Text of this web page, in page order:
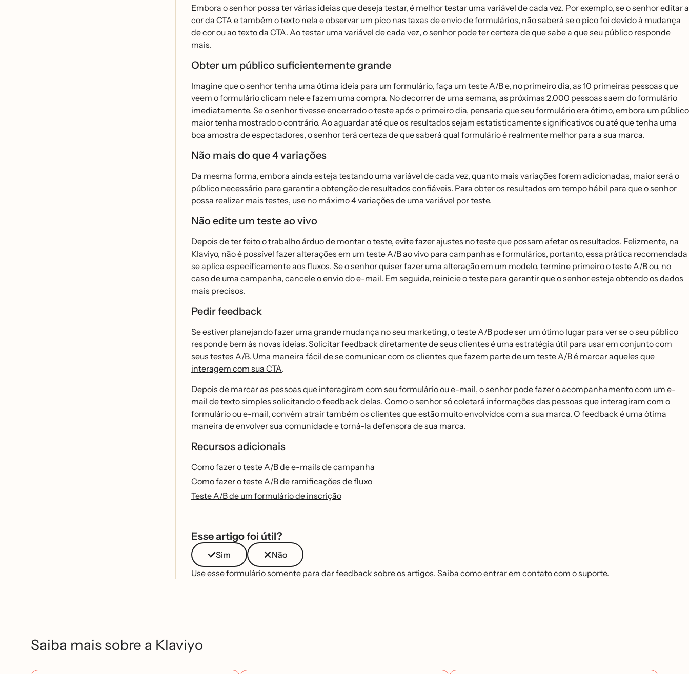
Embora o senhor possa ter várias ideias que deseja testar, é melhor testar uma variável de cada vez. Por exemplo, se o senhor editar a
cor da CTA e também o texto nela e observar um pico nas taxas de envio de formulários, não saberá se o pico foi devido à mudança
de cor ou ao texto da CTA. Ao testar uma variável de cada vez, o senhor pode ter certeza de que sabe a que seu público responde
mais.
Obter um público suficientemente grande
Imagine que o senhor tenha uma ótima ideia para um formulário, faça um teste A/B e, no primeiro dia, as 10 primeiras pessoas que
veem o formulário clicam nele e fazem uma compra. No decorrer de uma semana, as próximas 2.000 pessoas saem do formulário
imediatamente. Se o senhor tivesse encerrado o teste após o primeiro dia, pensaria que seu formulário era ótimo, embora um público
maior tenha mostrado o contrário. Ao aguardar até que os resultados sejam estatisticamente significativos ou até que tenha uma
boa amostra de espectadores, o senhor terá certeza de que saberá qual formulário é realmente melhor para a sua marca.
Não mais do que 4 variações
Da mesma forma, embora ainda esteja testando uma variável de cada vez, quanto mais variações forem adicionadas, maior será o
público necessário para garantir a obtenção de resultados confiáveis. Para obter os resultados em tempo hábil para que o senhor
possa realizar mais testes, use no máximo 4 variações de uma variável por teste.
Não edite um teste ao vivo
Depois de ter feito o trabalho árduo de montar o teste, evite fazer ajustes no teste que possam afetar os resultados. Felizmente, na
Klaviyo, não é possível fazer alterações em um teste A/B ao vivo para campanhas e formulários, portanto, essa prática recomendada
se aplica especificamente aos fluxos. Se o senhor quiser fazer uma alteração em um modelo, termine primeiro o teste A/B ou, no
caso de uma campanha, cancele o envio do e-mail. Em seguida, reinicie o teste para garantir que o senhor esteja obtendo os dados
mais precisos.
Pedir feedback
Se estiver planejando fazer uma grande mudança no seu marketing, o teste A/B pode ser um ótimo lugar para ver se o seu público
responde bem às novas ideias. Solicitar feedback diretamente de seus clientes é uma estratégia útil para usar em conjunto com
seus testes A/B. Uma maneira fácil de se comunicar com os clientes que fazem parte de um teste A/B é marcar aqueles que
interagem com sua CTA.
Depois de marcar as pessoas que interagiram com seu formulário ou e-mail, o senhor pode fazer o acompanhamento com um e-
mail de texto simples solicitando o feedback delas. Como o senhor só coletará informações das pessoas que interagiram com o
formulário ou e-mail, convém atrair também os clientes que estão muito envolvidos com a sua marca. O feedback é uma ótima
maneira de envolver sua comunidade e torná-la defensora de sua marca.
Recursos adicionais
Como fazer o teste A/B de e-mails de campanha
Como fazer o teste A/B de ramificações de fluxo
Teste A/B de um formulário de inscrição
Esse artigo foi útil?
Sim
Não
Use esse formulário somente para dar feedback sobre os artigos. Saiba como entrar em contato com o suporte.
Saiba mais sobre a Klaviyo